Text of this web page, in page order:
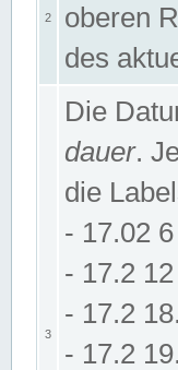
2
oberen
des
3
Die
dauer.
die
- 17.02
- 17.2
- 17.2
- 17.2